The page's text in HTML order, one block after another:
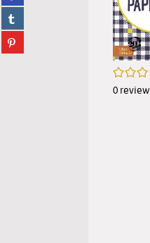
(New
window)
on
facebook
(New
window)
Share
on
tumblr
(New
Share
on
/5
0 review